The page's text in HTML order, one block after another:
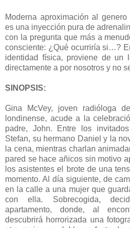
Moderna aproximación al
es una inyección pura de
con la pregunta que más a
consciente: ¿Qué ocurriría si…?
identidad física, proviene de un
directamente a por nosotros y no
SINOPSIS:
Gina McVey, joven radióloga
londinense, acude a la
padre, John. Entre los
Stefan, su hermano Daniel y la
la cena, mientras charlan
pared se hace añicos sin motivo
los asistentes el brote de una
momento. Al día siguiente, de
en la calle a una mujer que
con ella. Sobrecogida,
apartamento, donde, al
descubrirá horrorizada una